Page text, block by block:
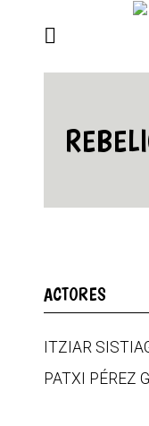
ACTORES
ITZIAR
PATXI PÉREZ